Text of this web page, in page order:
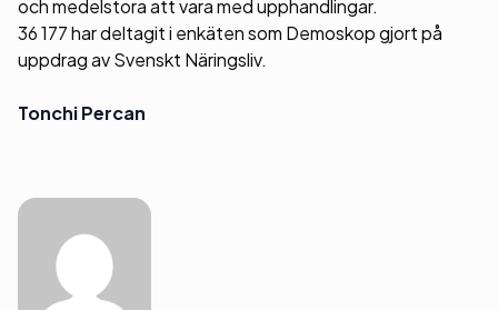
och medelstora att vara med upphandlingar.
36 177 har deltagit i enkäten som Demoskop gjort på
uppdrag av Svenskt Näringsliv.
Tonchi Percan